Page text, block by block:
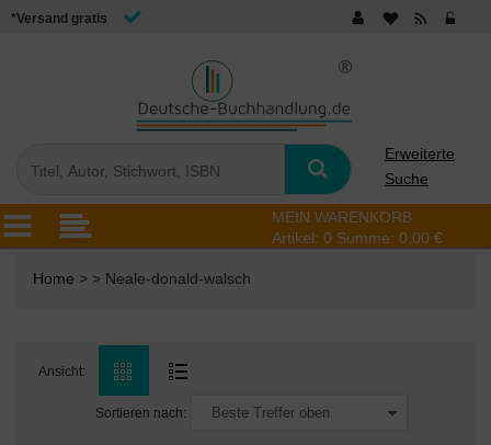
*Versand gratis
Erweiterte
Suche
MEIN WARENKORB
Artikel: 0 Summe: 0,00 €
Home > > Neale-donald-walsch
Ansicht:
Sortieren nach: